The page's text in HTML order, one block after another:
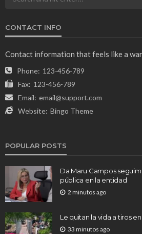
CONTACT INFO
Contact information that feels like a
Phone: 123-456-789
Fax: 123-456-789
Email: email@support.com
Website: Bingo Theme
POPULAR POSTS
Da Maru Campos
pública en la entidad
2 minutos ago
Le quitan la vida a tiros
33 minutos ago